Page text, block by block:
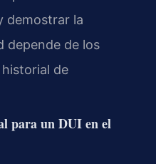
demostrar la
depende de los
de
para un DUI en el